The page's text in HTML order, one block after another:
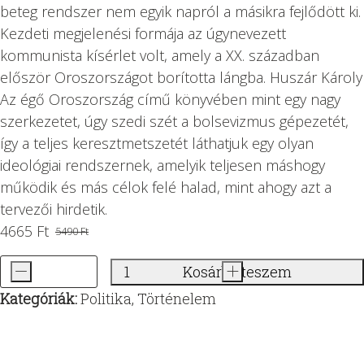
beteg rendszer nem egyik napról a másikra fejlődött ki.
Kezdeti megjelenési formája az úgynevezett
kommunista kísérlet volt, amely a XX. században
először Oroszországot borította lángba. Huszár Károly
Az égő Oroszország című könyvében mint egy nagy
szerkezetet, úgy szedi szét a bolsevizmus gépezetét,
így a teljes keresztmetszetét láthatjuk egy olyan
ideológiai rendszernek, amelyik teljesen máshogy
működik és más célok felé halad, mint ahogy azt a
tervezői hirdetik.
5490Ft
Original
price
was:
5490 Ft.
4665 Ft
Current
price
is:
4665 Ft.
Az
égő
- +
Kosárba teszem
Kategóriák:Politika, Történelem